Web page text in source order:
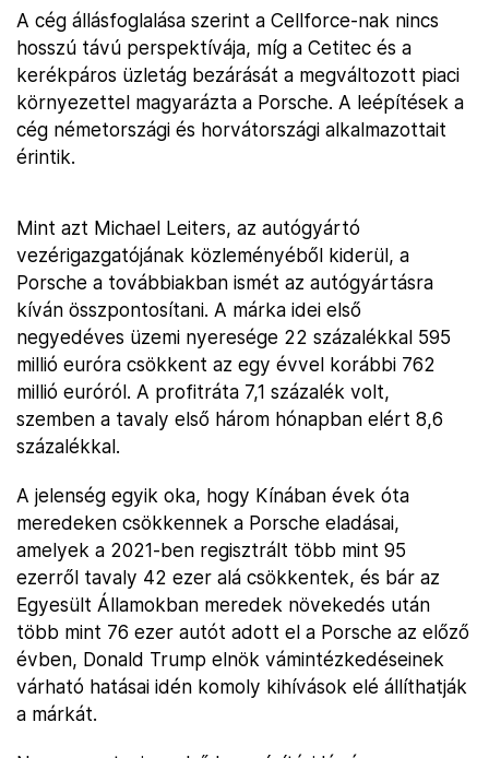
A cég állásfoglalása szerint a Cellforce-nak nincs
hosszú távú perspektívája, míg a Cetitec és a
kerékpáros üzletág bezárását a megváltozott piaci
környezettel magyarázta a Porsche. A leépítések a
cég németországi és horvátországi alkalmazottait
érintik.
Mint azt Michael Leiters, az autógyártó
vezérigazgatójának közleményéből kiderül, a
Porsche a továbbiakban ismét az autógyártásra
kíván összpontosítani. A márka idei első
negyedéves üzemi nyeresége 22 százalékkal 595
millió euróra csökkent az egy évvel korábbi 762
millió euróról. A profitráta 7,1 százalék volt,
szemben a tavaly első három hónapban elért 8,6
százalékkal.
A jelenség egyik oka, hogy Kínában évek óta
meredeken csökkennek a Porsche eladásai,
amelyek a 2021-ben regisztrált több mint 95
ezerről tavaly 42 ezer alá csökkentek, és bár az
Egyesült Államokban meredek növekedés után
több mint 76 ezer autót adott el a Porsche az előző
évben, Donald Trump elnök vámintézkedéseinek
várható hatásai idén komoly kihívások elé állíthatják
a márkát.